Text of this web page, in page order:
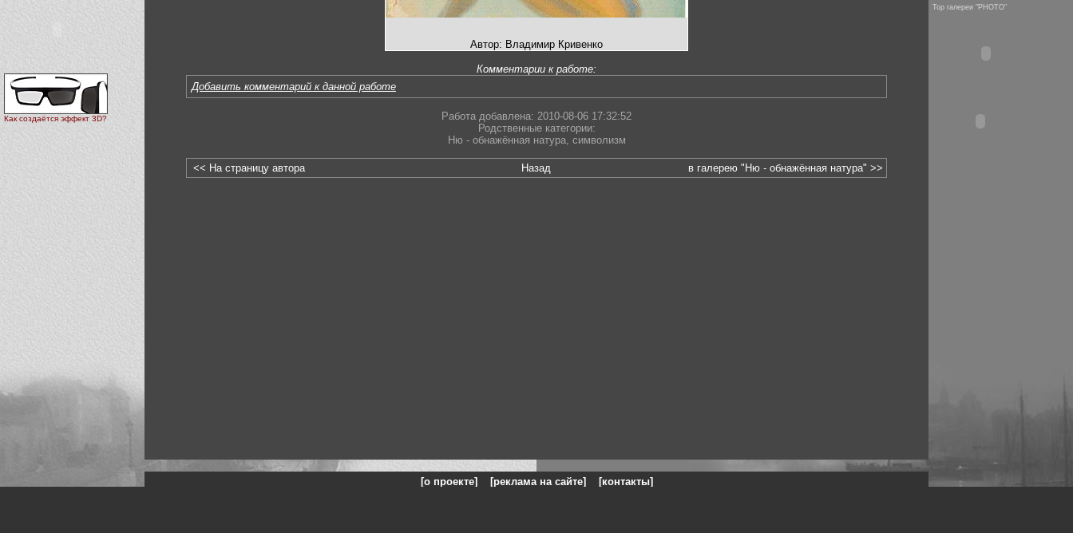
Как создаётся эффект 3D?
Автор: Владимир Кривенко
Комментарии к работе:
Добавить комментарий к данной работе
Работа добавлена: 2010-08-06 17:32:52
Родственные категории:
Ню - обнажённая натура, символизм
<< На страницу автора Назад в галерею "Ню - обнажённая натура" >>
Top галереи "PHOTO"
[о проекте] [реклама на сайте] [контакты]